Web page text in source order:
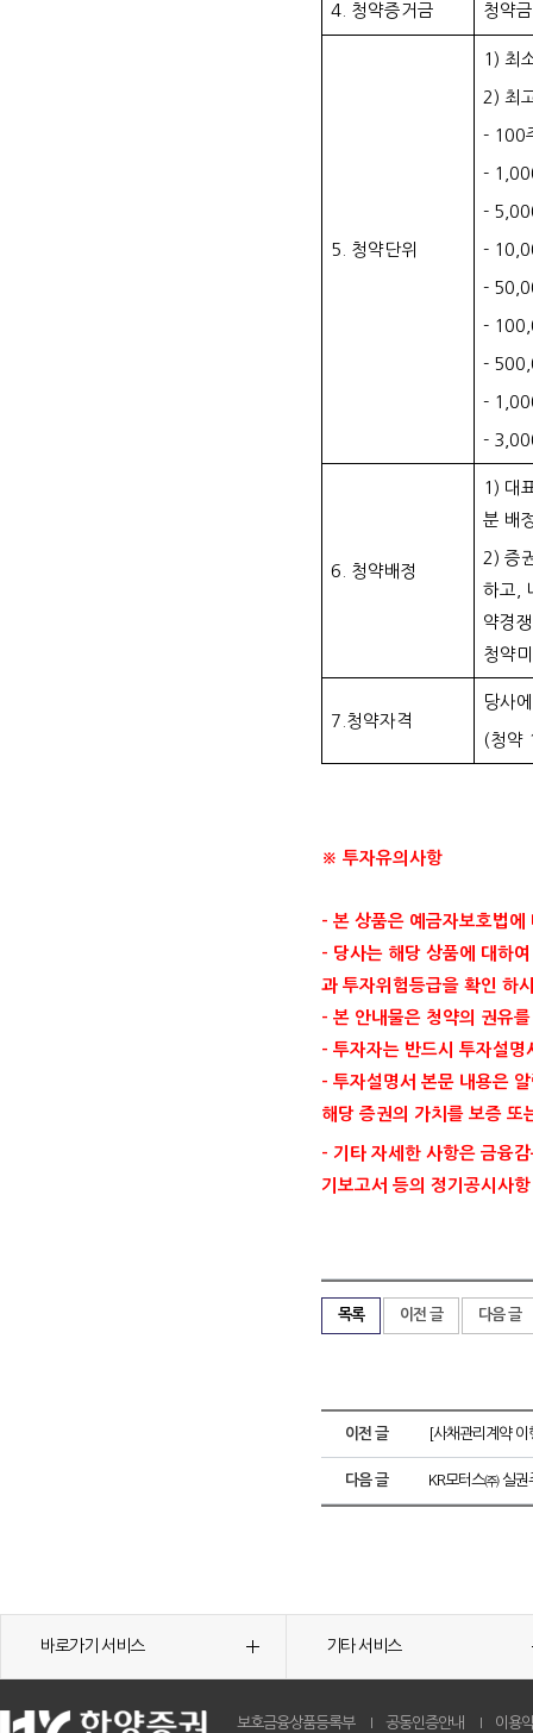
4. 청약증거금 청약
5. 청약단위
1) 최
2) 최
- 100
-
-
-
-
-
-
-
-
6. 청약배정
1) 대
분 배
2) 증
하고,
약경
청약
7.청약자격
당사
(청약
※ 투자유의사항
- 본 상품은 예금자보호법에
- 당사는 해당 상품에 대하
과 투자위험등급을 확인 하
- 본 안내물은 청약의 권유
- 투자자는 반드시 투자설명
- 투자설명서 본문 내용은
해당 증권의 가치를 보증 또
- 기타 자세한 사항은 금융
기보고서 등의 정기공시사
목록 이전 글 다음 글
이전 글 [사채관리계약
다음 글 KR모터스㈜ 실
바로가기 서비스 기타 서비스
보호금융상품등록부 공동인증안내 이용